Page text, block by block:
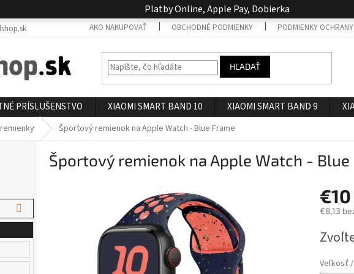
Platby Online, Apple Pay, Dobierka
AKO NAKUPOVAŤ OBCHODNÉ PODMIENKY PODMIENKY OCHRANY
HĽADAŤ
PRÍSLUŠENSTVO XIAOMI SMART BAND 10 XIAOMI SMART BAND 9
Športový remienok na Apple Watch - Blue Frame
Športový remienok na Apple Watch - Blue
€10
€8,13
cena:
Veľkosť